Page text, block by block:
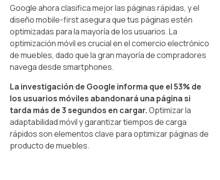
Google ahora clasifica mejor las páginas rápidas, y el
diseño mobile-first asegura que tus páginas estén
optimizadas para la mayoría de los usuarios. La
optimización móvil es crucial en el comercio electrónico
de muebles, dado que la gran mayoría de compradores
navega desde smartphones.
La investigación de Google informa que el 53% de
los usuarios móviles abandonará una página si
tarda más de 3 segundos en cargar.Optimizar la
adaptabilidad móvil y garantizar tiempos de carga
rápidos son elementos clave para optimizar páginas de
producto de muebles.